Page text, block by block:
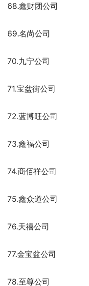
68.鑫财团公司
69.名尚公司
70.九宁公司
71.宝盆街公司
72.蓝博旺公司
73.鑫福公司
74.商佰祥公司
75.鑫众道公司
76.天禧公司
77.金宝盆公司
78.至尊公司